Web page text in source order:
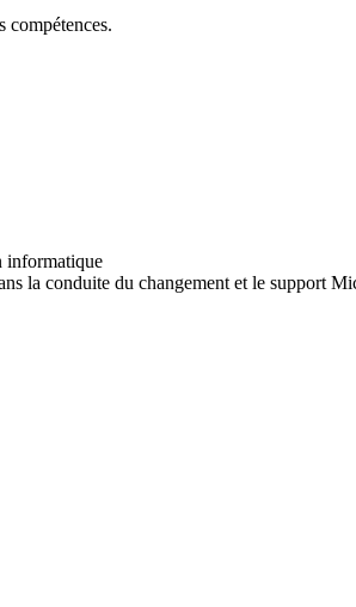
compétences.
informatique
la conduite du changement et le support